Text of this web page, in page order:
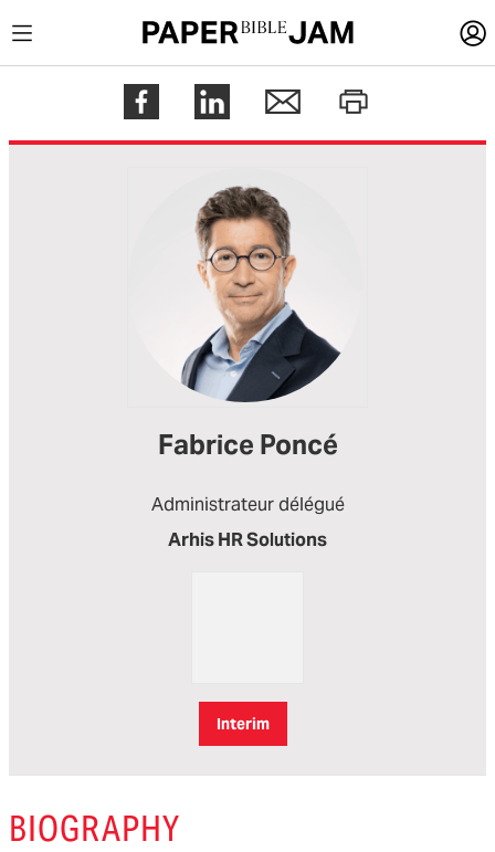
LOGIN
Help
Fabrice Poncé
Administrateur délégué
Arhis HR Solutions
Interim
BIOGRAPHY